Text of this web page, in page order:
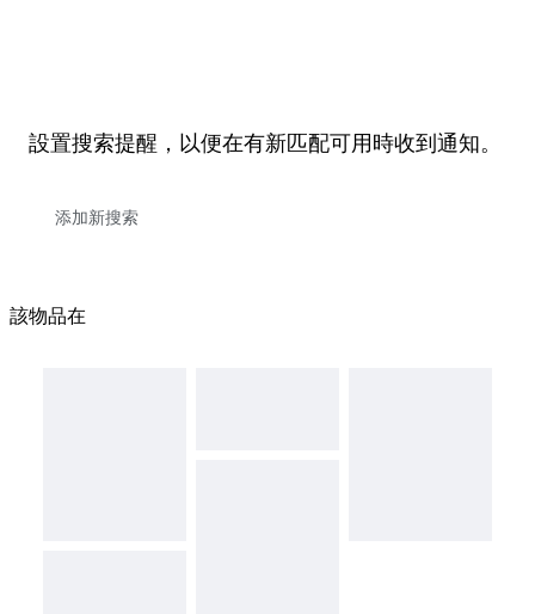
設置搜索提醒，以便在有新匹配可用時收到通知。
該物品在